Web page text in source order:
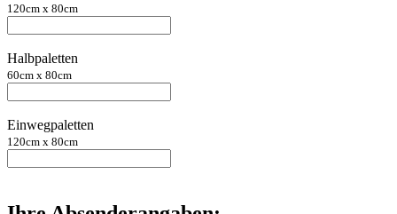
120cm x 80cm
Halbpaletten
60cm x 80cm
Einwegpaletten
120cm x 80cm